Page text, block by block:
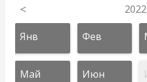
< 2022
Янв Фев
Май Июн